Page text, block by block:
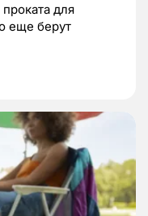
для
еще берут